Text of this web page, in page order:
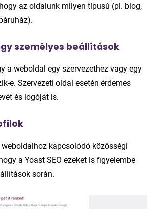
az oldalunk milyen típusú (pl. blog,
személyes beállítások
a weboldal egy szervezethez vagy egy
e. Szervezeti oldal esetén érdemes
és logóját is.
kapcsolódó közösségi
a Yoast SEO ezeket is figyelembe
során.